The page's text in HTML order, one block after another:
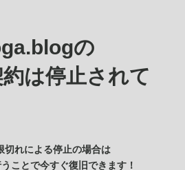
の
は停止されて
切れによる停止の場合は
ことで今すぐ復旧できます！